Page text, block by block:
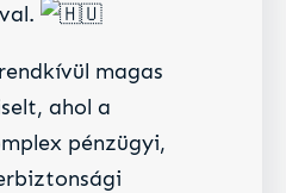
magas
ahol a
pénzügyi,